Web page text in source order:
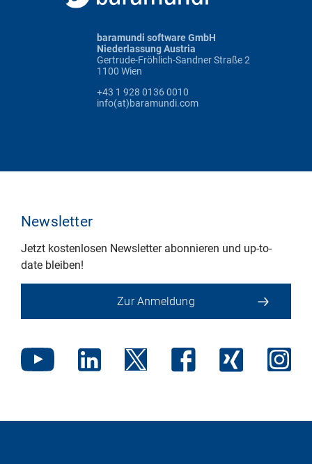
baramundi software GmbH
Niederlassung Austria
Gertrude-Fröhlich-Sandner Straße 2
1100 Wien
+43 1 928 0136 0010
info(at)baramundi.com
Newsletter
Jetzt kostenlosen Newsletter abonnieren und up-to-
date bleiben!
Zur Anmeldung